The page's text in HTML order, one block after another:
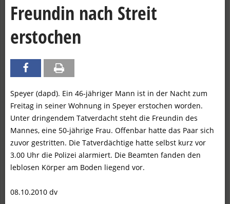
Freundin nach Streit
erstochen
Speyer (dapd). Ein 46-jähriger Mann ist in der Nacht zum
Freitag in seiner Wohnung in Speyer erstochen worden.
Unter dringendem Tatverdacht steht die Freundin des
Mannes, eine 50-jährige Frau. Offenbar hatte das Paar sich
zuvor gestritten. Die Tatverdächtige hatte selbst kurz vor
3.00 Uhr die Polizei alarmiert. Die Beamten fanden den
leblosen Körper am Boden liegend vor.
08.10.2010 dv